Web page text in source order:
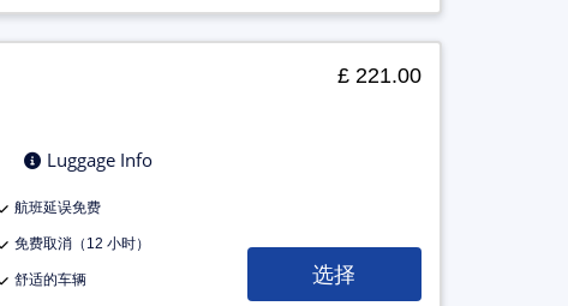
Luggage Info
航班延误免费
免费取消（12 小时）
舒适的车辆
£ 221.00
选择